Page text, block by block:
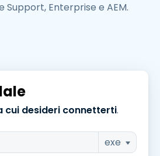
Support, Enterprise e AEM.
cui desideri connetterti.
exe